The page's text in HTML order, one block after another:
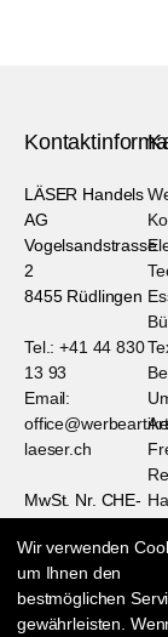
Wir verwenden
um Ihnen den
bestmöglichen
gewährleisten.
LÄSER Handels
AG
Vogelsandstrasse
2
8455 Rüdlingen
Tel.: +41 44 830
13 93
Email:
laeser.ch
MwSt. Nr. CHE-
HR Nr. CH-
020.3.915.614-
3